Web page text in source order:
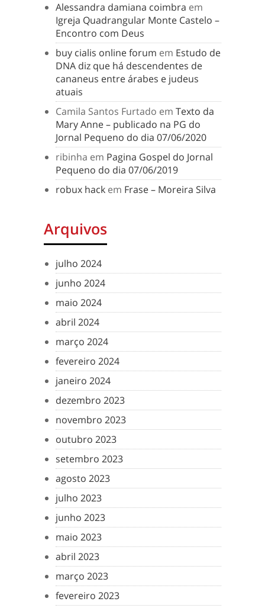
Alessandra damiana coimbra em
Igreja Quadrangular Monte Castelo –
Encontro com Deus
buy cialis online forum em Estudo de
DNA diz que há descendentes de
cananeus entre árabes e judeus
atuais
Camila Santos Furtado em Texto da
Mary Anne – publicado na PG do
Jornal Pequeno do dia 07/06/2020
ribinha em Pagina Gospel do Jornal
Pequeno do dia 07/06/2019
robux hack em Frase – Moreira Silva
Arquivos
julho 2024
junho 2024
maio 2024
abril 2024
março 2024
fevereiro 2024
janeiro 2024
dezembro 2023
novembro 2023
outubro 2023
setembro 2023
agosto 2023
julho 2023
junho 2023
maio 2023
abril 2023
março 2023
fevereiro 2023